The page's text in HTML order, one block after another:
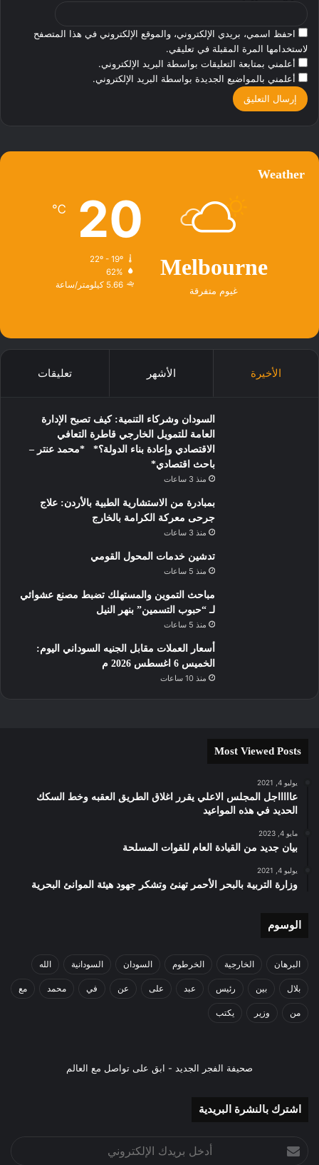
احفظ اسمي، بريدي الإلكتروني، والموقع الإلكتروني في هذا المتصفح
لاستخدامها المرة المقبلة في تعليقي.
أعلمني بمتابعة التعليقات بواسطة البريد الإلكتروني.
أعلمني بالمواضيع الجديدة بواسطة البريد الإلكتروني.
Weather
Melbourne
غيوم متفرقة
20
℃
22º - 19º
62%
5.66 كيلومتر/ساعة
الأخيرة الأشهر تعليقات
السودان وشركاء التنمية: كيف تصبح الإدارة
العامة للتمويل الخارجي قاطرة التعافي
الاقتصادي وإعادة بناء الدولة؟* *محمد عنتر –
باحث اقتصادي*
منذ 3 ساعات
بمبادرة من الاستشارية الطبية بالأردن: علاج
جرحى معركة الكرامة بالخارج
منذ 3 ساعات
تدشين خدمات المحول القومي
منذ 5 ساعات
مباحث التموين والمستهلك تضبط مصنع عشوائي
لـ “حبوب التسمين” بنهر النيل
منذ 5 ساعات
أسعار العملات مقابل الجنيه السوداني اليوم:
الخميس 6 اغسطس 2026 م
منذ 10 ساعات
Most Viewed Posts
يوليو 4, 2021
عاااااجل المجلس الاعلي يقرر اغلاق الطريق العقبه وخط السكك
الحديد في هذه المواعيد
مايو 4, 2023
بيان جديد من القيادة العام للقوات المسلحة
يوليو 4, 2021
وزارة التربية بالبحر الأحمر تهنئ وتشكر جهود هيئة الموانئ البحرية
الوسوم
البرهان الخارجية الخرطوم السودان السودانية الله
بلال بين رئيس عبد على عن في محمد مع
من وزير يكتب
صحيفة الفجر الجديد - ابق على تواصل مع العالم
اشترك بالنشرة البريدية
بريدك